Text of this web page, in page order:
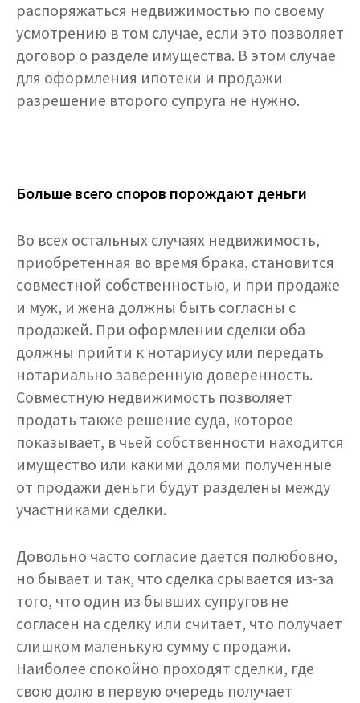
распоряжаться недвижимостью по своему
усмотрению в том случае, если это позволяет
договор о разделе имущества. В этом случае
для оформления ипотеки и продажи
разрешение второго супруга не нужно.
Больше всего споров порождают деньги
Во всех остальных случаях недвижимость,
приобретенная во время брака, становится
совместной собственностью, и при продаже
и муж, и жена должны быть согласны с
продажей. При оформлении сделки оба
должны прийти к нотариусу или передать
нотариально заверенную доверенность.
Совместную недвижимость позволяет
продать также решение суда, которое
показывает, в чьей собственности находится
имущество или какими долями полученные
от продажи деньги будут разделены между
участниками сделки.
Довольно часто согласие дается полюбовно,
но бывает и так, что сделка срывается из-за
того, что один из бывших супругов не
согласен на сделку или считает, что получает
слишком маленькую сумму с продажи.
Наиболее спокойно проходят сделки, где
свою долю в первую очередь получает